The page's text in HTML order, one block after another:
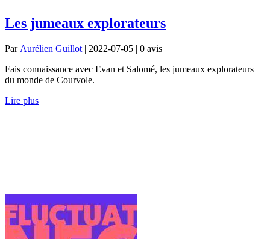
Les jumeaux explorateurs
Par Aurélien Guillot | 2022-07-05 | 0 avis
Fais connaissance avec Evan et Salomé, les jumeaux explorateurs
du monde de Courvole.
Lire plus